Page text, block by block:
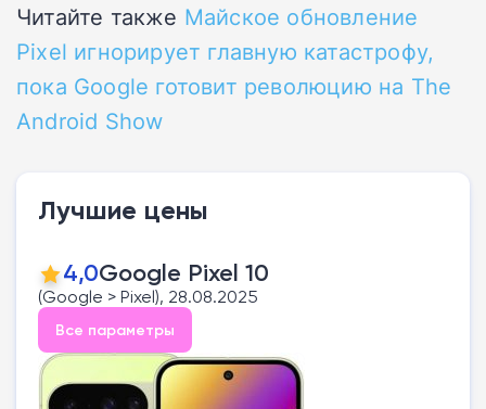
Читайте также Майское обновление
Pixel игнорирует главную катастрофу,
пока Google готовит революцию на The
Android Show
Лучшие цены
4,0Google Pixel 10
(Google > Pixel), 28.08.2025
Все параметры